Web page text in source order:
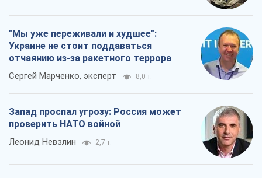
"Мы уже переживали и худшее":
Украине не стоит поддаваться
отчаянию из-за ракетного террора
Сергей Марченко, эксперт 8,0 т.
Запад проспал угрозу: Россия может
проверить НАТО войной
Леонид Невзлин 2,7 т.